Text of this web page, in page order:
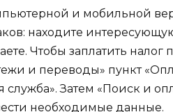
и мобильной
находите
Чтобы заплатить
и переводы» пункт
Затем «Поиск и
необходимые данные.